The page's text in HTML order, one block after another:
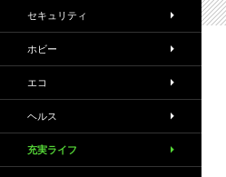
セキュリティ
ホビー
エコ
ヘルス
充実ライフ